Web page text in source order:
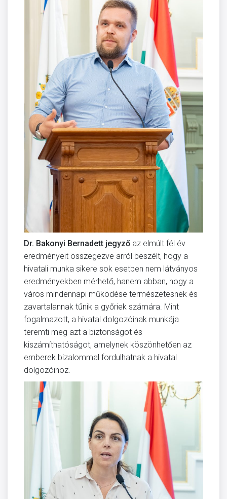
Dr. Bakonyi Bernadett jegyző az elmúlt fél év
eredményeit összegezve arról beszélt, hogy a
hivatali munka sikere sok esetben nem látványos
eredményekben mérhető, hanem abban, hogy a
város mindennapi működése természetesnek és
zavartalannak tűnik a győriek számára. Mint
fogalmazott, a hivatal dolgozóinak munkája
teremti meg azt a biztonságot és
kiszámíthatóságot, amelynek köszönhetően az
emberek bizalommal fordulhatnak a hivatal
dolgozóihoz.